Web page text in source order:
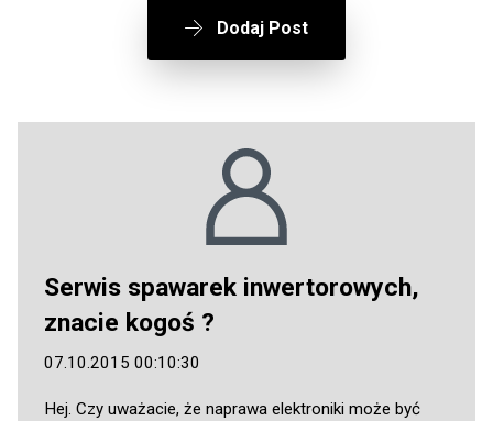
Dodaj Post
Serwis spawarek inwertorowych,
znacie kogoś ?
07.10.2015 00:10:30
Hej. Czy uważacie, że naprawa elektroniki może być